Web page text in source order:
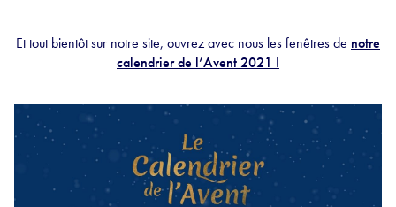
Et tout bientôt sur notre site, ouvrez avec nous les fenêtres de notre
calendrier de l’Avent 2021 !